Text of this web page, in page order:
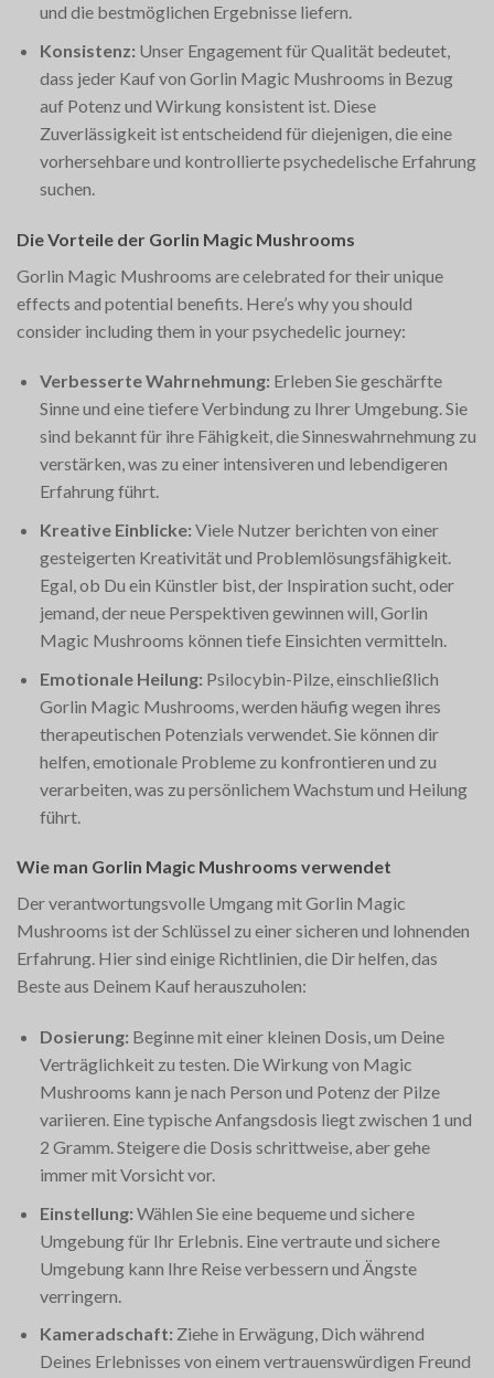
und die bestmöglichen Ergebnisse liefern.
Konsistenz: Unser Engagement für Qualität bedeutet,
dass jeder Kauf von Gorlin Magic Mushrooms in Bezug
auf Potenz und Wirkung konsistent ist. Diese
Zuverlässigkeit ist entscheidend für diejenigen, die eine
vorhersehbare und kontrollierte psychedelische Erfahrung
suchen.
Die Vorteile der Gorlin Magic Mushrooms
Gorlin Magic Mushrooms are celebrated for their unique
effects and potential benefits. Here’s why you should
consider including them in your psychedelic journey:
Verbesserte Wahrnehmung: Erleben Sie geschärfte
Sinne und eine tiefere Verbindung zu Ihrer Umgebung. Sie
sind bekannt für ihre Fähigkeit, die Sinneswahrnehmung zu
verstärken, was zu einer intensiveren und lebendigeren
Erfahrung führt.
Kreative Einblicke: Viele Nutzer berichten von einer
gesteigerten Kreativität und Problemlösungsfähigkeit.
Egal, ob Du ein Künstler bist, der Inspiration sucht, oder
jemand, der neue Perspektiven gewinnen will, Gorlin
Magic Mushrooms können tiefe Einsichten vermitteln.
Emotionale Heilung: Psilocybin-Pilze, einschließlich
Gorlin Magic Mushrooms, werden häufig wegen ihres
therapeutischen Potenzials verwendet. Sie können dir
helfen, emotionale Probleme zu konfrontieren und zu
verarbeiten, was zu persönlichem Wachstum und Heilung
führt.
Wie man Gorlin Magic Mushrooms verwendet
Der verantwortungsvolle Umgang mit Gorlin Magic
Mushrooms ist der Schlüssel zu einer sicheren und lohnenden
Erfahrung. Hier sind einige Richtlinien, die Dir helfen, das
Beste aus Deinem Kauf herauszuholen:
Dosierung: Beginne mit einer kleinen Dosis, um Deine
Verträglichkeit zu testen. Die Wirkung von Magic
Mushrooms kann je nach Person und Potenz der Pilze
variieren. Eine typische Anfangsdosis liegt zwischen 1 und
2 Gramm. Steigere die Dosis schrittweise, aber gehe
immer mit Vorsicht vor.
Einstellung: Wählen Sie eine bequeme und sichere
Umgebung für Ihr Erlebnis. Eine vertraute und sichere
Umgebung kann Ihre Reise verbessern und Ängste
verringern.
Kameradschaft: Ziehe in Erwägung, Dich während
Deines Erlebnisses von einem vertrauenswürdigen Freund